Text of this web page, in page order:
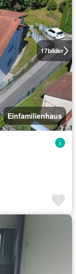
17bilder
Einfamilienhaus